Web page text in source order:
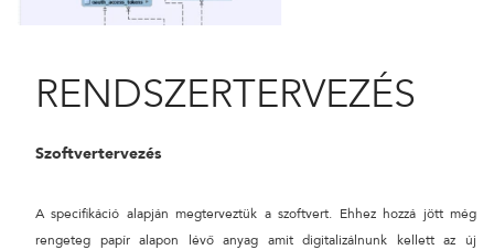
RENDSZERTERVEZÉS
Szoftvertervezés
A specifikáció alapján megterveztük a szoftvert. Ehhez hozzá jött még
rengeteg papír alapon lévő anyag amit digitalizálnunk kellett az új